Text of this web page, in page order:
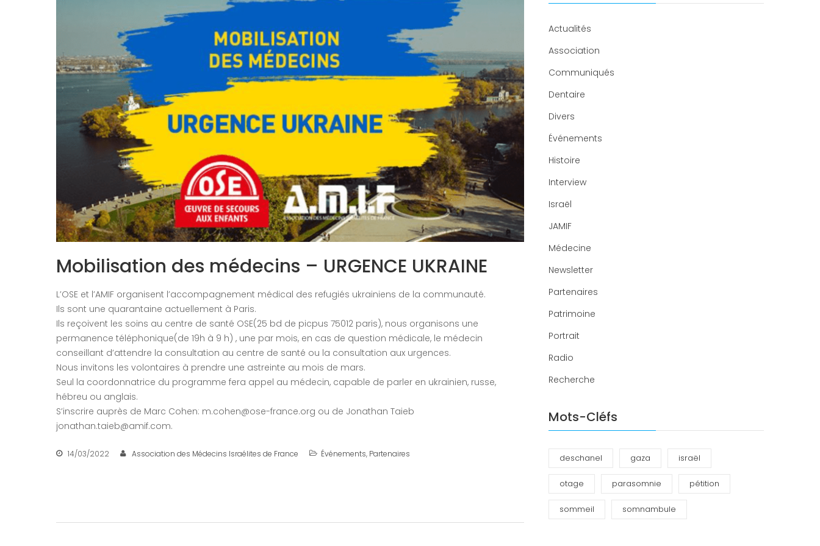
Congrès 2020
Mobilisation des médecins – URGENCE UKRAINE
L’OSE et l’AMIF organisent l’accompagnement médical des refugiés ukrainiens de la communauté.
Ils sont une quarantaine actuellement à Paris.
Ils reçoivent les soins au centre de santé OSE(25 bd de picpus 75012 paris), nous organisons une
permanence téléphonique(de 19h à 9 h) , une par mois, en cas de question médicale, le médecin
conseillant d’attendre la consultation au centre de santé ou la consultation aux urgences.
Nous invitons les volontaires à prendre une astreinte au mois de mars.
Seul la coordonnatrice du programme fera appel au médecin, capable de parler en ukrainien, russe,
hébreu ou anglais.
S’inscrire auprès de Marc Cohen: m.cohen@ose-france.org ou de Jonathan Taieb
jonathan.taieb@amif.com.
14/03/2022 Association des Médecins Israélites de France Événements, Partenaires
Actualités
Association
Communiqués
Dentaire
Divers
Événements
Histoire
Interview
Israël
JAMIF
Médecine
Newsletter
Partenaires
Patrimoine
Portrait
Radio
Recherche
Mots-Cléfs
deschanel gaza israël
otage parasomnie pétition
sommeil somnambule